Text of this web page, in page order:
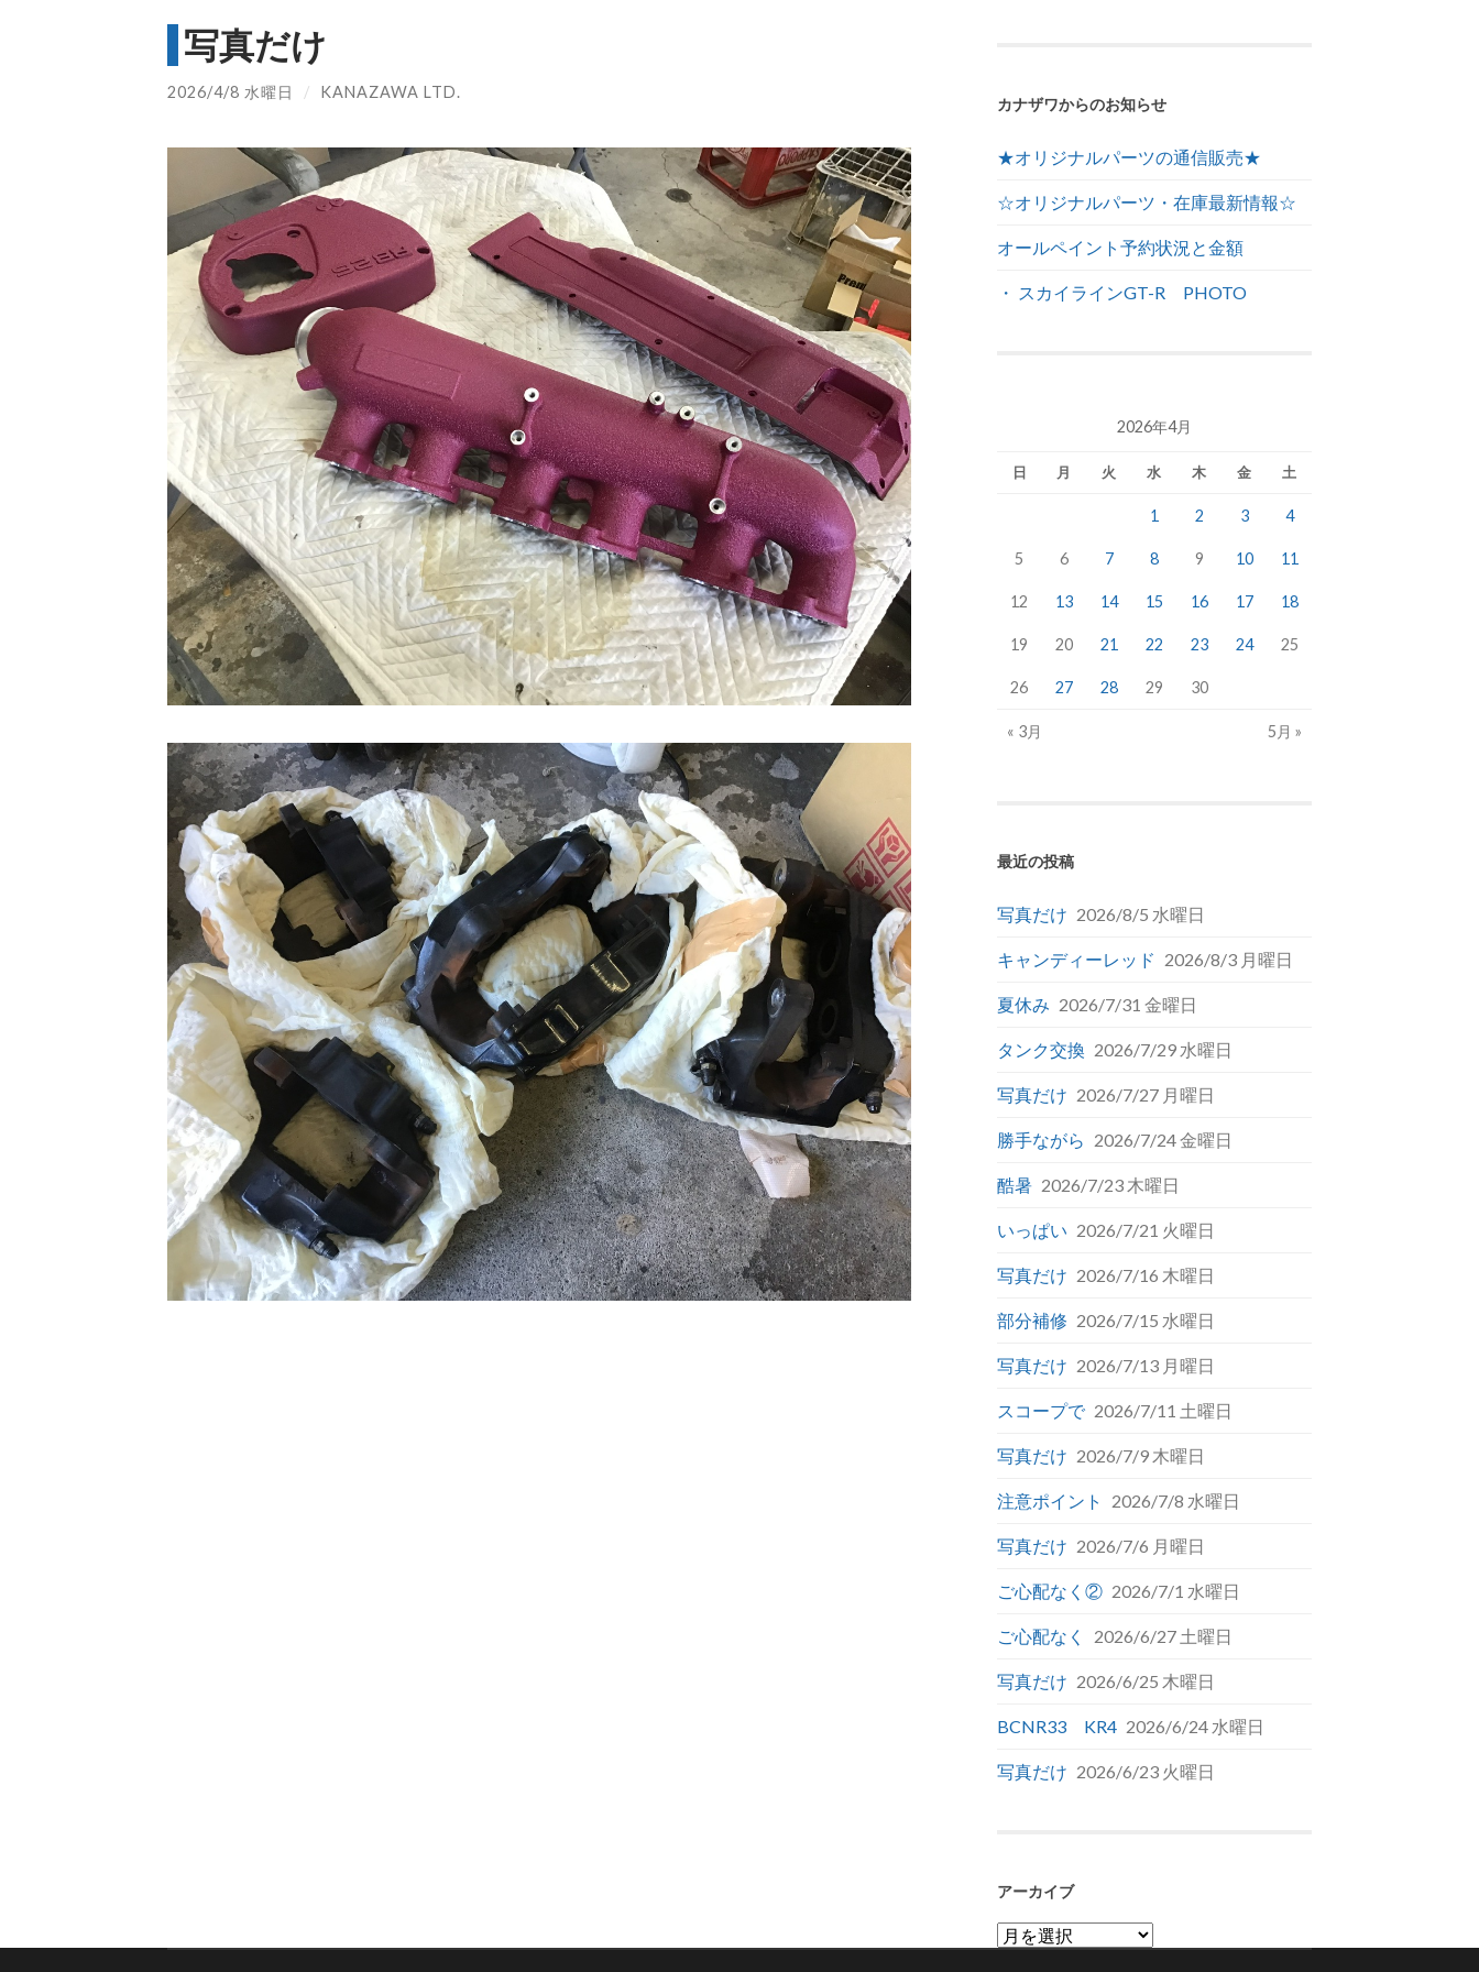
写真だけ
2026/4/8 水曜日 / KANAZAWA LTD.
カナザワからのお知らせ
★オリジナルパーツの通信販売★
☆オリジナルパーツ・在庫最新情報☆
オールペイント予約状況と金額
・ スカイラインGT-R PHOTO
2026年4月
日 月 火 水 木 金 土
1 2 3 4
5 6 7 8 9 10 11
12 13 14 15 16 17 18
19 20 21 22 23 24 25
26 27 28 29 30
« 3月 5月 »
最近の投稿
写真だけ 2026/8/5 水曜日
キャンディーレッド 2026/8/3 月曜日
夏休み 2026/7/31 金曜日
タンク交換 2026/7/29 水曜日
写真だけ 2026/7/27 月曜日
勝手ながら 2026/7/24 金曜日
酷暑 2026/7/23 木曜日
いっぱい 2026/7/21 火曜日
写真だけ 2026/7/16 木曜日
部分補修 2026/7/15 水曜日
写真だけ 2026/7/13 月曜日
スコープで 2026/7/11 土曜日
写真だけ 2026/7/9 木曜日
注意ポイント 2026/7/8 水曜日
写真だけ 2026/7/6 月曜日
ご心配なく② 2026/7/1 水曜日
ご心配なく 2026/6/27 土曜日
写真だけ 2026/6/25 木曜日
BCNR33 KR4 2026/6/24 水曜日
写真だけ 2026/6/23 火曜日
アーカイブ
ア